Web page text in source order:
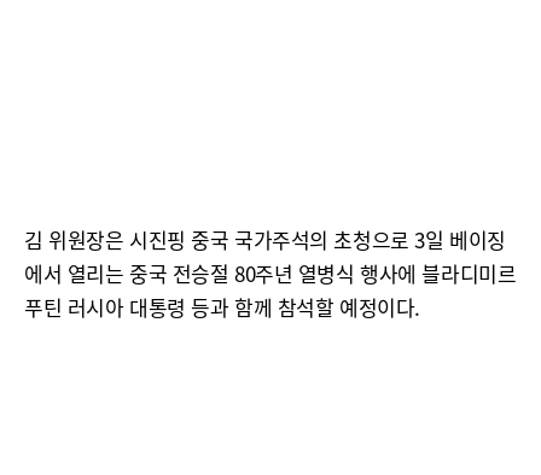
김 위원장은 시진핑 중국 국가주석의 초청으로 3일 베이징
에서 열리는 중국 전승절 80주년 열병식 행사에 블라디미르
푸틴 러시아 대통령 등과 함께 참석할 예정이다.